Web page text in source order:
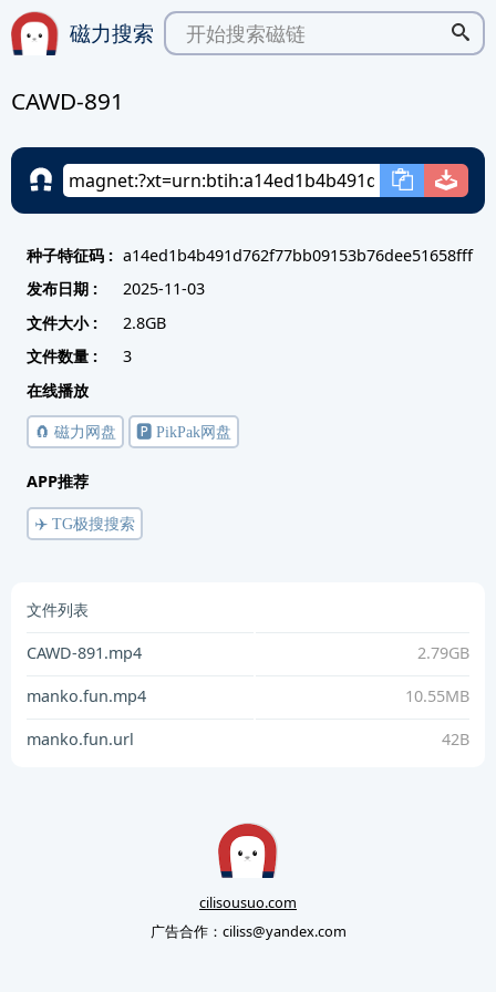
磁力搜索
CAWD-891
种子特征码 : a14ed1b4b491d762f77bb09153b76dee51658fff
发布日期 :
2025-11-03
文件大小 :
2.8GB
文件数量 :
3
在线播放
🧲 磁力网盘 🅿️ PikPak网盘
APP推荐
✈️ TG极搜搜索
文件列表
CAWD-891.mp4 2.79GB
manko.fun.mp4 10.55MB
manko.fun.url 42B
cilisousuo.com
广告合作： ciliss@yandex.com